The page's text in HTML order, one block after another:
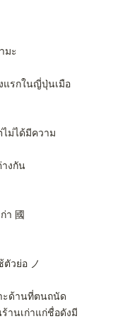
มะ
แรกในญี่ปุ่นเมือ
ไม่ได้มีความ
างกัน
า 國
วย่อ ノ
ะด้านที่ตนถนัด
ร้านเก่าแก่ชื่อดังมี